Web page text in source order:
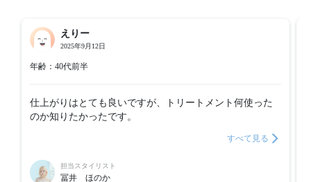
えりー
2025年9月12日
年齢：40代前半
仕上がりはとても良いですが、トリートメント何使った
のか知りたかったです。
すべて見る
担当スタイリスト
冨井 ほのか